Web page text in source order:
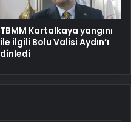
TBMM Kartalkaya yangını
ile ilgili Bolu Valisi Aydın’ı
dinledi